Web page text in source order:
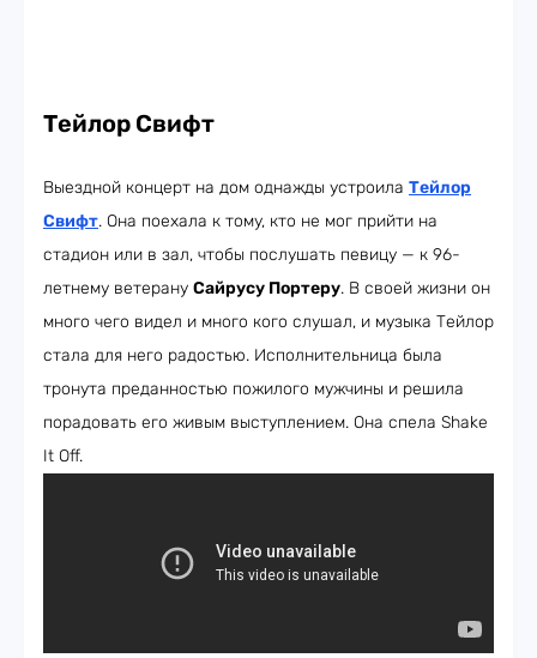
Тейлор Свифт
Выездной концерт на дом однажды устроила Тейлор
Свифт. Она поехала к тому, кто не мог прийти на
стадион или в зал, чтобы послушать певицу — к 96-
летнему ветерану Сайрусу Портеру. В своей жизни он
много чего видел и много кого слушал, и музыка Тейлор
стала для него радостью. Исполнительница была
тронута преданностью пожилого мужчины и решила
порадовать его живым выступлением. Она спела Shake
It Off.